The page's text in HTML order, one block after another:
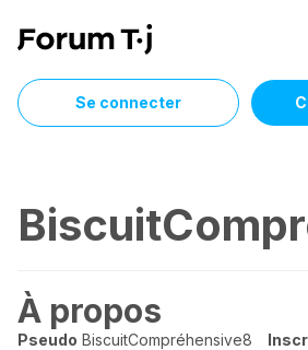
Se connecter
À propos
Pseudo BiscuitCompréhensive8